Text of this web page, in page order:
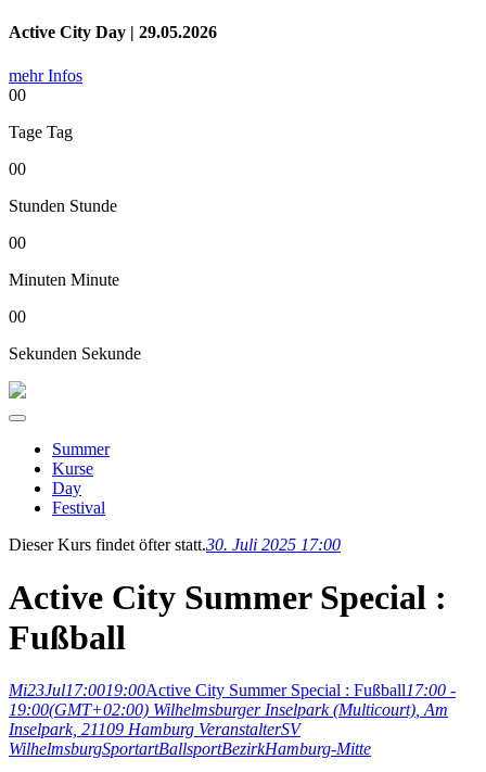
Active City Day | 29.05.2026
mehr Infos
00
Tage Tag
00
Stunden Stunde
00
Minuten Minute
00
Sekunden Sekunde
Summer
Kurse
Day
Festival
Dieser Kurs findet öfter statt.30. Juli 2025 17:00
Active City Summer Special :
Fußball
Mi23Jul17:0019:00Active City Summer Special : Fußball17:00 -
19:00(GMT+02:00) Wilhelmsburger Inselpark (Multicourt), Am
Inselpark, 21109 Hamburg VeranstalterSV
WilhelmsburgSportartBallsportBezirkHamburg-Mitte